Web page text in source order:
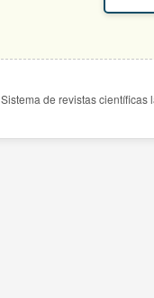
Sistema de revistas